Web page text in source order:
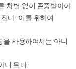
차별 없이 존중받아야
다. 이를 위하여
을 사용하여서는 아니
니 된다.